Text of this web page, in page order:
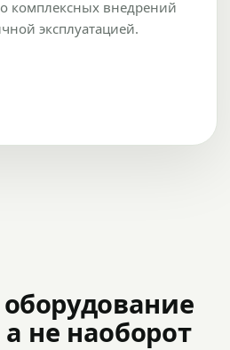
комплексных внедрений
эксплуатацией.
не наоборот